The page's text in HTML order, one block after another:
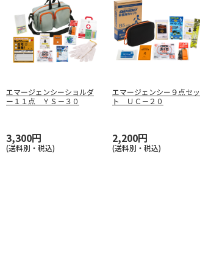
エマージェンシーショルダ
ー１１点 ＹＳ－３０
3,300円
(送料別・税込)
エマージェンシー９点セッ
ト ＵＣ－２０
2,200円
(送料別・税込)